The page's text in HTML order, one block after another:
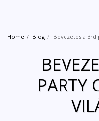
Home Blog Bevezetés a 3rd
PARTY